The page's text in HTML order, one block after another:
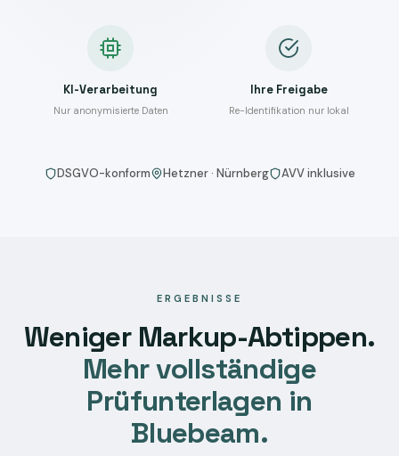
KI-Verarbeitung
Nur anonymisierte Daten
Ihre Freigabe
Re-Identifikation nur lokal
DSGVO-konform Hetzner · Nürnberg AVV inklusive
ERGEBNISSE
Weniger Markup-Abtippen.
Mehr vollständige
Prüfunterlagen in
Bluebeam.